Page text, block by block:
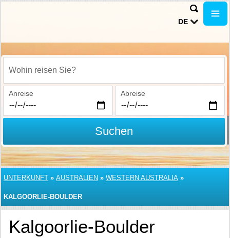
DE
Wohin reisen Sie?
Anreise Abreise
Suchen
UNTERKUNFT » AUSTRALIEN » WESTERN AUSTRALIA »
KALGOORLIE-BOULDER
Kalgoorlie-Boulder